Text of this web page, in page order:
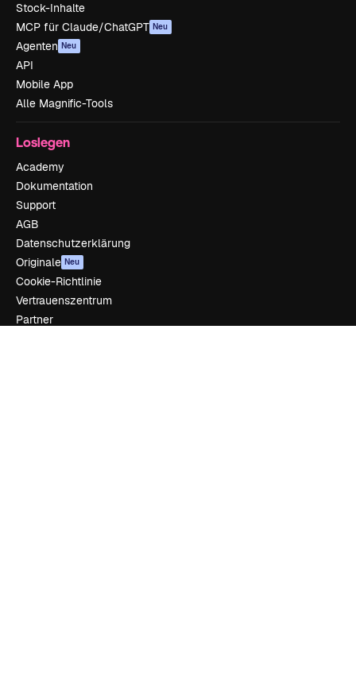
Stock-Inhalte
MCP für Claude/ChatGPT Neu
Agenten Neu
API
Mobile App
Alle Magnific-Tools
Loslegen
Academy
Dokumentation
Support
AGB
Datenschutzerklärung
Originale Neu
Cookie-Richtlinie
Vertrauenszentrum
Partner